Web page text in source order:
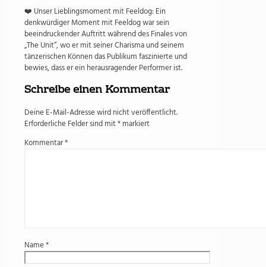
❤️ Unser Lieblingsmoment mit Feeldog: Ein
denkwürdiger Moment mit Feeldog war sein
beeindruckender Auftritt während des Finales von
„The Unit“, wo er mit seiner Charisma und seinem
tänzerischen Können das Publikum faszinierte und
bewies, dass er ein herausragender Performer ist.
Schreibe einen Kommentar
Deine E-Mail-Adresse wird nicht veröffentlicht.
Erforderliche Felder sind mit*markiert
Kommentar*
Name*